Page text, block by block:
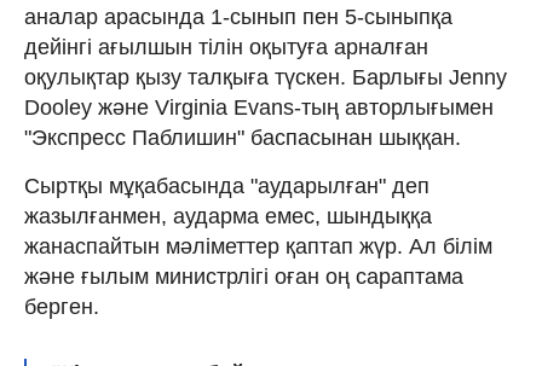
аналар арасында 1-сынып пен 5-сыныпқа
дейінгі ағылшын тілін оқытуға арналған
оқулықтар қызу талқыға түскен. Барлығы Jenny
Dooley және Virginia Evans-тың авторлығымен
"Экспресс Паблишин" баспасынан шыққан.
Сыртқы мұқабасында "аударылған" деп
жазылғанмен, аударма емес, шындыққа
жанаспайтын мәліметтер қаптап жүр. Ал білім
және ғылым министрлігі оған оң сараптама
берген.